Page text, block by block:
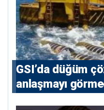
GSI’da düğüm
anlaşmayı